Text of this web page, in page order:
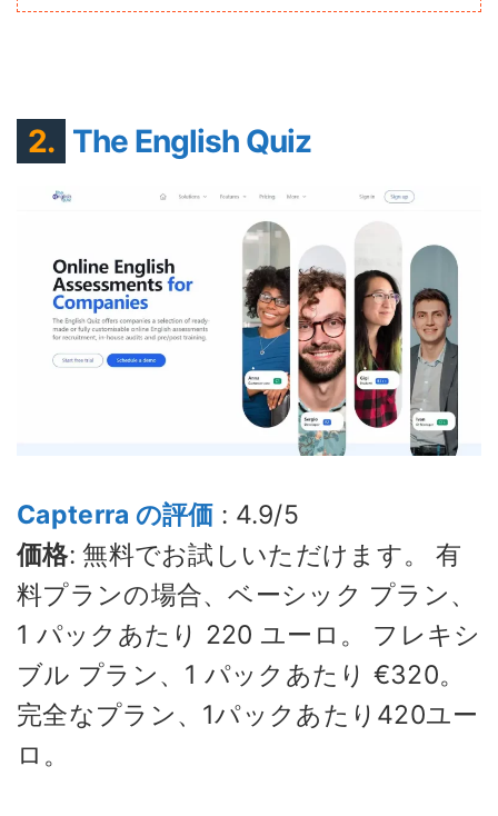
2. The English Quiz
Capterra の評価 : 4.9/5
価格: 無料でお試しいただけます。 有
料プランの場合、ベーシック プラン、
1 パックあたり 220 ユーロ。 フレキシ
ブル プラン、1 パックあたり €320。
完全なプラン、1パックあたり420ユー
ロ。